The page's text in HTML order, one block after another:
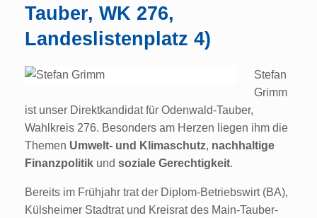
Tauber, WK 276,
Landeslistenplatz 4)
Stefan
Grimm
ist unser Direktkandidat für Odenwald-Tauber,
Wahlkreis 276. Besonders am Herzen liegen ihm die
Themen Umwelt- und Klimaschutz, nachhaltige
Finanzpolitik und soziale Gerechtigkeit.
Bereits im Frühjahr trat der Diplom-Betriebswirt (BA),
Külsheimer Stadtrat und Kreisrat des Main-Tauber-